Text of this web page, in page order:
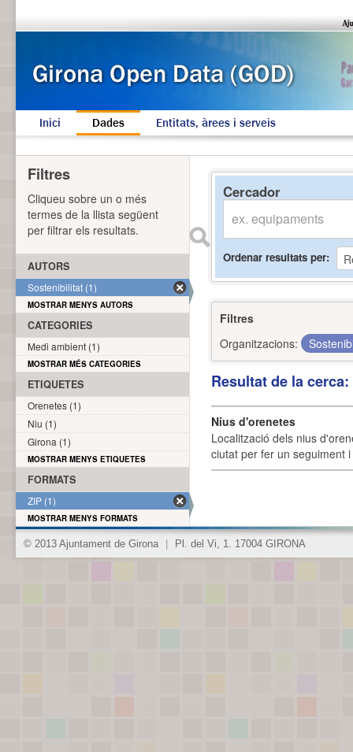
Inici Dades Entitats, àrees i serveis
Cercador
Ordenar resultats per
Filtres
Organitzacions:
Resultat de la
Nius d'orenetes
Localització dels nius
ciutat per fer un seguiment
Filtres
Cliqueu sobre un o més
termes de la llista següent
per filtrar els resultats.
AUTORS
Sostenibilitat (1)
MOSTRAR MENYS AUTORS
CATEGORIES
Medi ambient (1)
MOSTRAR MÉS CATEGORIES
ETIQUETES
Orenetes (1)
Niu (1)
Girona (1)
MOSTRAR MENYS ETIQUETES
FORMATS
ZIP (1)
MOSTRAR MENYS FORMATS
© 2013 Ajuntament de Girona Pl. del Vi, 1. 17004 GIRONA